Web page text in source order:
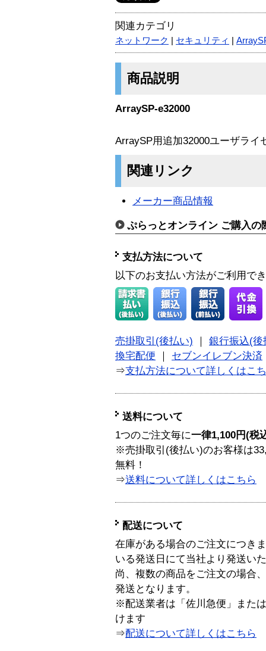
関連カテゴリ
ネットワーク セキュリティ
商品説明
ArraySP-e32000
ArraySP用追加32000ユーザライ
関連リンク
メーカー商品情報
ぷらっとオンライン ご購入の
支払方法について
以下のお支払い方法がご利用で
売掛取引(後払い)
銀行振込(後
換宅配便
セブンイレブン決済
⇒支払方法について詳しくはこ
送料について
1つのご注文毎に一律1,100円(税
※売掛取引(後払い)のお客様は
無料！
⇒送料について詳しくはこちら
配送について
在庫がある場合のご注文につき
いる発送日にて当社より発送い
尚、複数の商品をご注文の場合
発送となります。
※配送業者は「佐川急便」また
けます
⇒配送について詳しくはこちら